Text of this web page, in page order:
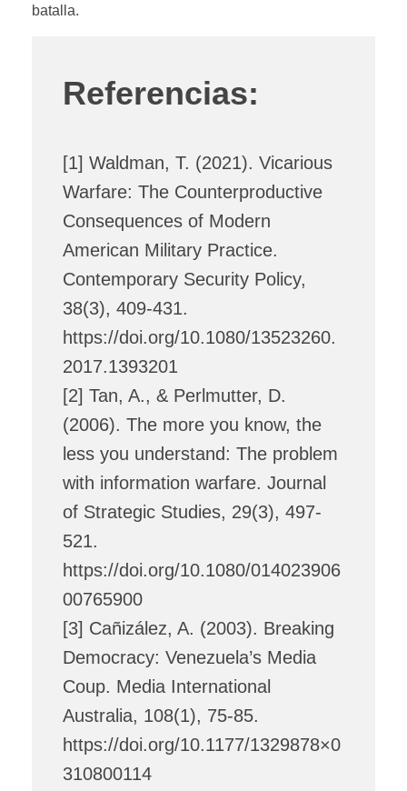
batalla.
Referencias:
[1] Waldman, T. (2021). Vicarious
Warfare: The Counterproductive
Consequences of Modern
American Military Practice.
Contemporary Security Policy,
38(3), 409-431.
https://doi.org/10.1080/13523260.
2017.1393201
[2] Tan, A., & Perlmutter, D.
(2006). The more you know, the
less you understand: The problem
with information warfare. Journal
of Strategic Studies, 29(3), 497-
521.
https://doi.org/10.1080/014023906
00765900
[3] Cañizález, A. (2003). Breaking
Democracy: Venezuela’s Media
Coup. Media International
Australia, 108(1), 75-85.
https://doi.org/10.1177/1329878×0
310800114